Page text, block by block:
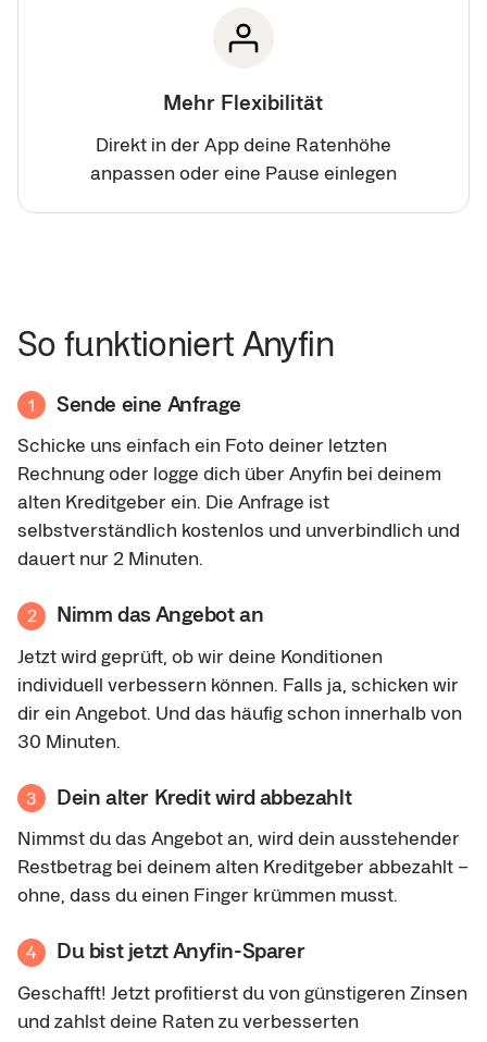
Mehr Flexibilität
Direkt in der App deine Ratenhöhe
anpassen oder eine Pause einlegen
So funktioniert Anyfin
1 Sende eine Anfrage
Schicke uns einfach ein Foto deiner letzten
Rechnung oder logge dich über Anyfin bei deinem
alten Kreditgeber ein. Die Anfrage ist
selbstverständlich kostenlos und unverbindlich und
dauert nur 2 Minuten.
2 Nimm das Angebot an
Jetzt wird geprüft, ob wir deine Konditionen
individuell verbessern können. Falls ja, schicken wir
dir ein Angebot. Und das häufig schon innerhalb von
30 Minuten.
3 Dein alter Kredit wird abbezahlt
Nimmst du das Angebot an, wird dein ausstehender
Restbetrag bei deinem alten Kreditgeber abbezahlt –
ohne, dass du einen Finger krümmen musst.
4 Du bist jetzt Anyfin-Sparer
Geschafft! Jetzt profitierst du von günstigeren Zinsen
und zahlst deine Raten zu verbesserten